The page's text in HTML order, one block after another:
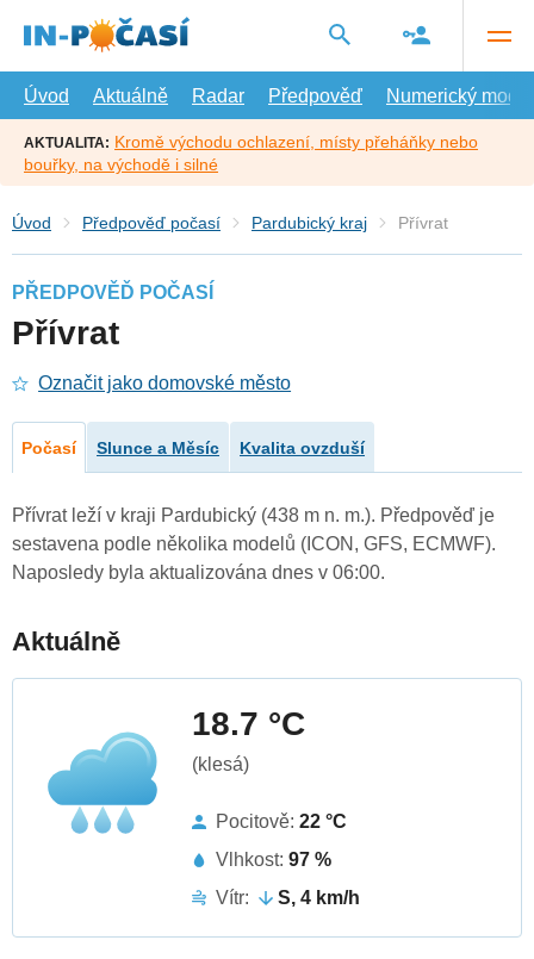
hlavní
Úvod
Aktuálně Radar Předpověď Numerický model
AKTUALITA: Kromě východu ochlazení, místy přeháňky nebo
bouřky, na východě i silné
Úvod Předpověď počasí Pardubický kraj Přívrat
PŘEDPOVĚĎ POČASÍ
Přívrat
Označit jako domovské město
Počasí Slunce a Měsíc Kvalita ovzduší
Přívrat leží v kraji Pardubický (438 m n. m.). Předpověď je
sestavena podle několika modelů (ICON, GFS, ECMWF).
Naposledy byla aktualizována dnes v 06:00.
Aktuálně
18.7 °C
(klesá)
Pocitově: 22 °C
Vlhkost: 97 %
Vítr:
S, 4 km/h